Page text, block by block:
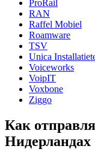
ProRail
RAN
Raffel Mobiel
Roamware
TSV
Unica
Voiceworks
VoipIT
Voxbone
Ziggo
Как
Нидерландах